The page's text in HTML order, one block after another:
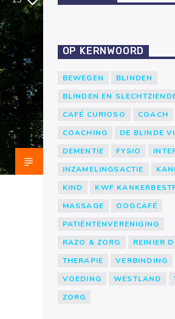
OP KERNWOORD
BEWEGEN
BLINDEN
BLINDEN EN
CAFÉ CURIOSO
COACH
COACHING
DE BLINDE
DEMENTIE
FYSIO
INZAMELINGSACTIE
KIND
KWF
MASSAGE
OOGCAFÉ
PATIËNTENVERENIGING
RAZO & ZORG
REINIER
THERAPIE
VERBINDING
VOEDING
WESTLAND
ZORG